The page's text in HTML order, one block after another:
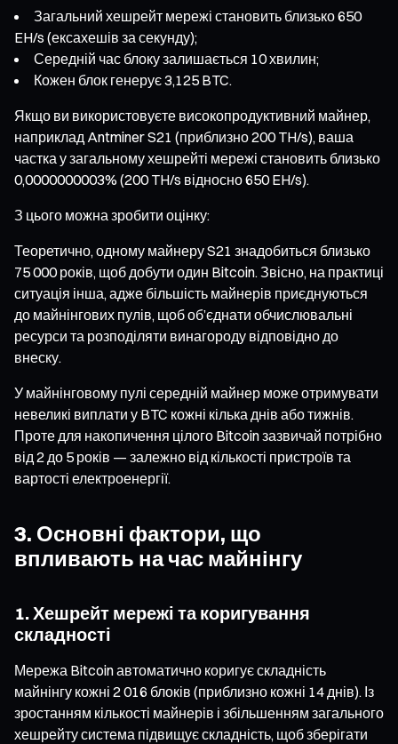
Загальний хешрейт мережі становить близько 650
EH/s (ексахешів за секунду);
Середній час блоку залишається 10 хвилин;
Кожен блок генерує 3,125 BTC.
Якщо ви використовуєте високопродуктивний майнер,
наприклад Antminer S21 (приблизно 200 TH/s), ваша
частка у загальному хешрейті мережі становить близько
0,0000000003% (200 TH/s відносно 650 EH/s).
З цього можна зробити оцінку:
Теоретично, одному майнеру S21 знадобиться близько
75 000 років, щоб добути один Bitcoin. Звісно, на практиці
ситуація інша, адже більшість майнерів приєднуються
до майнінгових пулів, щоб об’єднати обчислювальні
ресурси та розподіляти винагороду відповідно до
внеску.
У майнінговому пулі середній майнер може отримувати
невеликі виплати у BTC кожні кілька днів або тижнів.
Проте для накопичення цілого Bitcoin зазвичай потрібно
від 2 до 5 років — залежно від кількості пристроїв та
вартості електроенергії.
3. Основні фактори, що
впливають на час майнінгу
1. Хешрейт мережі та коригування
складності
Мережа Bitcoin автоматично коригує складність
майнінгу кожні 2 016 блоків (приблизно кожні 14 днів). Із
зростанням кількості майнерів і збільшенням загального
хешрейту система підвищує складність, щоб зберігати